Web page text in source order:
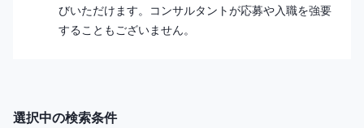
びいただけます。コンサルタントが応募や入職を強要
することもございません。
選択中の検索条件